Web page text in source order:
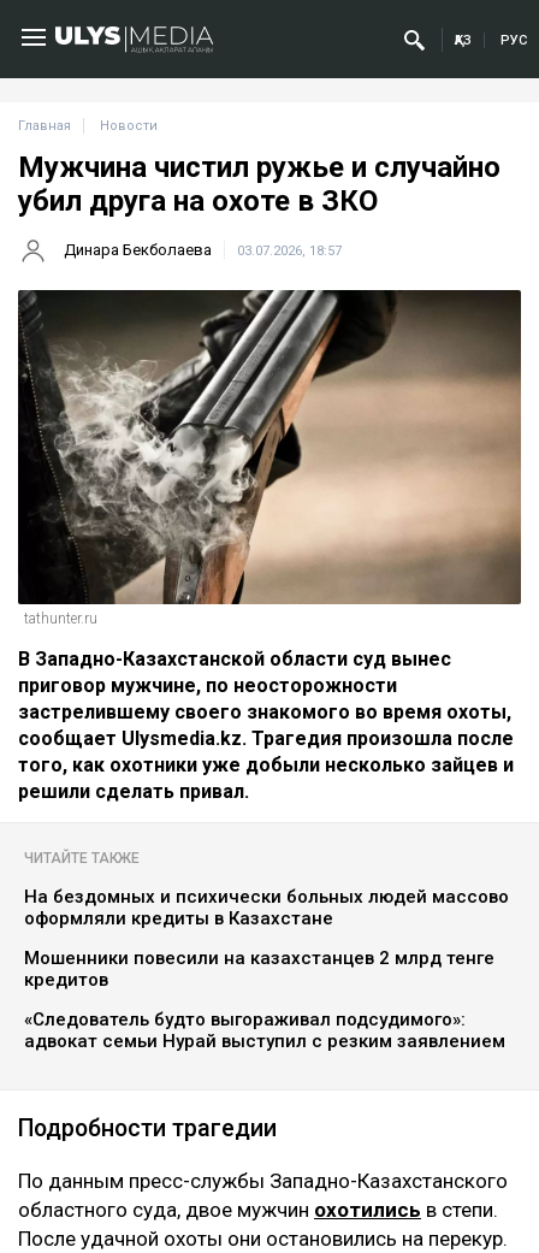
ҚАЗ РУС
Главная Новости
Мужчина чистил ружье и случайно
убил друга на охоте в ЗКО
Динара Бекболаева 03.07.2026, 18:57
tathunter.ru
В Западно-Казахстанской области суд вынес
приговор мужчине, по неосторожности
застрелившему своего знакомого во время охоты,
сообщает Ulysmedia.kz. Трагедия произошла после
того, как охотники уже добыли несколько зайцев и
решили сделать привал.
ЧИТАЙТЕ ТАКЖЕ
На бездомных и психически больных людей массово
оформляли кредиты в Казахстане
Мошенники повесили на казахстанцев 2 млрд тенге
кредитов
«Следователь будто выгораживал подсудимого»:
адвокат семьи Нурай выступил с резким заявлением
Подробности трагедии
По данным пресс-службы Западно-Казахстанского
областного суда, двое мужчин охотились в степи.
После удачной охоты они остановились на перекур.